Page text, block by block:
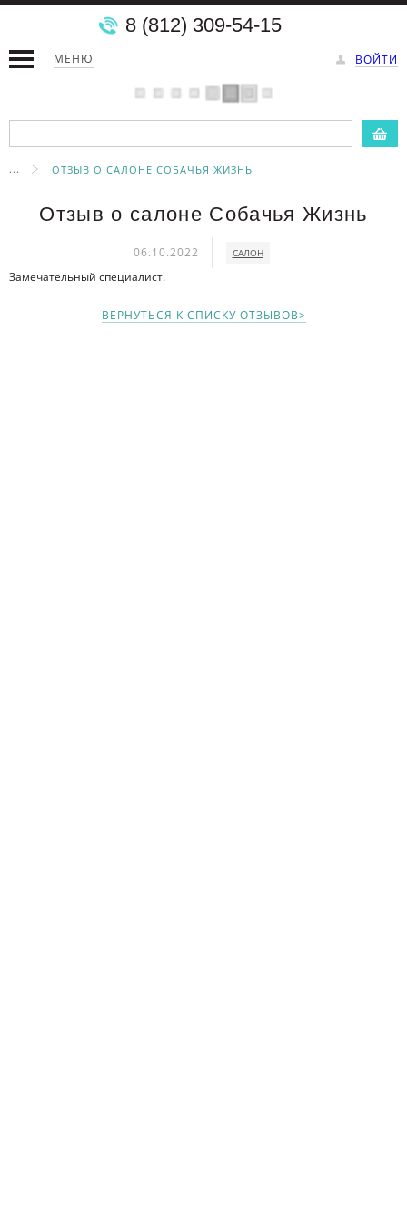
МЕНЮ ВОЙТИ
8 (812) 309-54-15
... ОТЗЫВ О САЛОНЕ СОБАЧЬЯ ЖИЗНЬ
Отзыв о салоне Собачья Жизнь
06.10.2022 САЛОН
Замечательный специалист.
ВЕРНУТЬСЯ К СПИСКУ ОТЗЫВОВ